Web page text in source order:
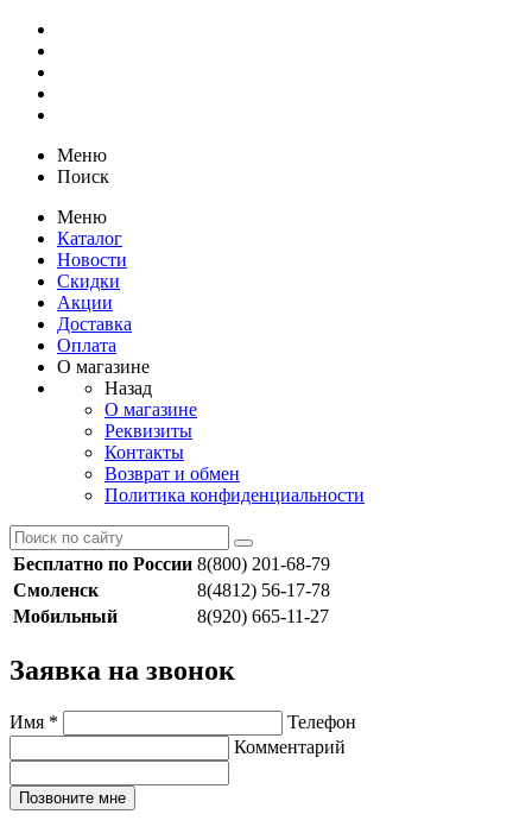
Меню
Поиск
Меню
Каталог
Новости
Скидки
Акции
Доставка
Оплата
О магазине
Назад
О магазине
Реквизиты
Контакты
Возврат и обмен
Политика конфиденциальности
Бесплатно по России 8(800) 201-68-79
Смоленск
8(4812) 56-17-78
Мобильный
8(920) 665-11-27
Заявка на звонок
Имя *
Телефон
Комментарий
Позвоните мне